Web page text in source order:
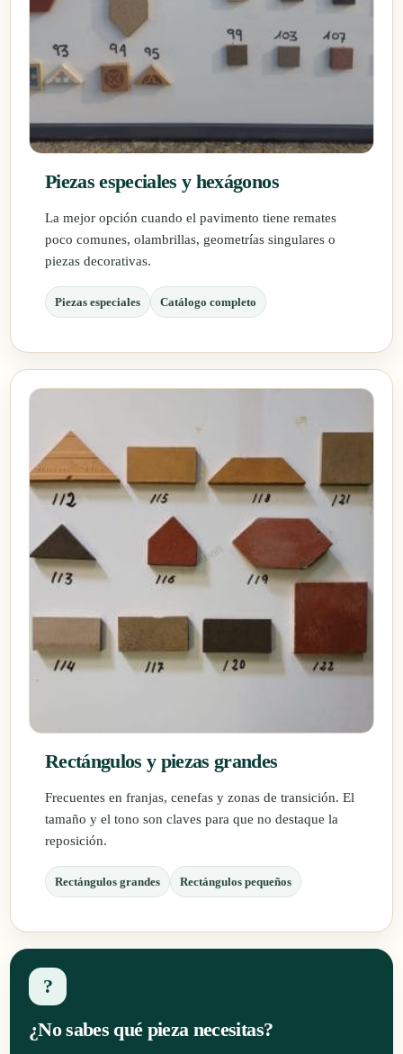
Piezas especiales y hexágonos
La mejor opción cuando el pavimento tiene remates
poco comunes, olambrillas, geometrías singulares o
piezas decorativas.
Piezas especiales Catálogo completo
Rectángulos y piezas grandes
Frecuentes en franjas, cenefas y zonas de transición. El
tamaño y el tono son claves para que no destaque la
reposición.
Rectángulos grandes Rectángulos pequeños
?
¿No sabes qué pieza necesitas?